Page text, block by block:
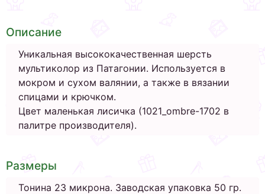
Описание
Уникальная высококачественная шерсть
мультиколор из Патагонии. Используется в
мокром и сухом валянии, а также в вязании
спицами и крючком.
Цвет маленькая лисичка (1021_ombre-1702 в
палитре производителя).
Размеры
Тонина 23 микрона. Заводская упаковка 50 гр.